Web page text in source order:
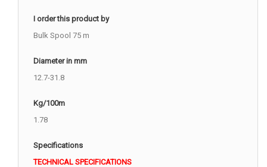
I order this product by
Bulk Spool 75 m
Diameter in mm
12.7-31.8
Kg/100m
1.78
Specifications
TECHNICAL SPECIFICATIONS